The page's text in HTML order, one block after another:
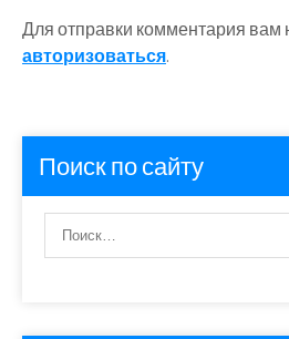
Для отправки комментария вам
авторизоваться.
Поиск по сайту